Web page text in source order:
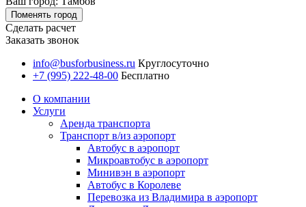
Поменять город
Сделать расчет
Заказать звонок
info@busforbusiness.ru Круглосуточно
+7 (995) 222-48-00 Бесплатно
О компании
Услуги
Аренда транспорта
Транспорт в/из аэропорт
Автобус в аэропорт
Микроавтобус в аэропорт
Минивэн в аэропорт
Автобус в Королеве
Перевозка из Владимира в аэропорт